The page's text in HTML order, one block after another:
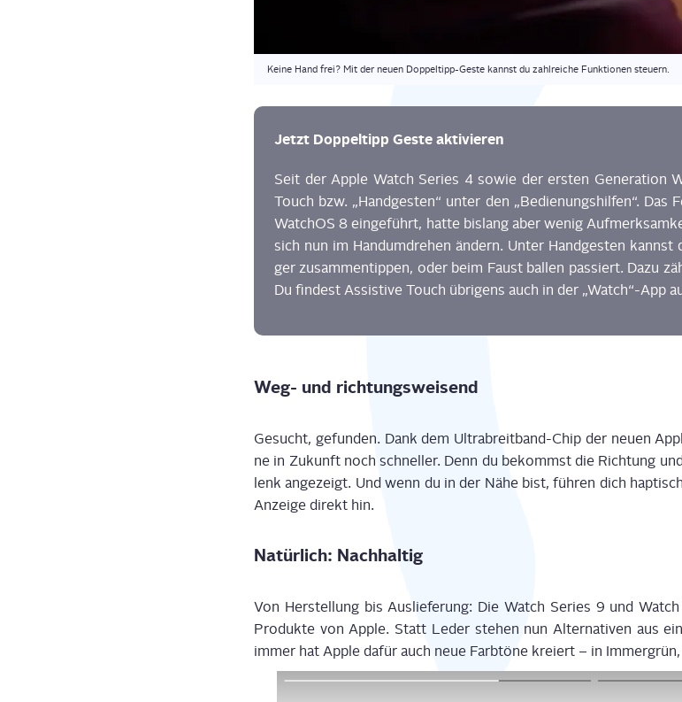
Kei­ne Hand frei? Mit der neu­en Dop­pel­tipp-Ges­te kannst du zahl­rei­che Funk­tio­nen steuern.
Jetzt Dop­pel­tipp Ges­te aktivieren
Seit der Apple Watch Series 4 sowie der ers­ten Gene­ra­ti­on
Touch bzw. „Hand­ges­ten“ unter den „Bedie­nungs­hil­fen“. Das
Wat­chOS 8 ein­ge­führt, hat­te bis­langaberwenig
sich nun im Hand­um­dre­hen ändern. Unter Hand­ges­ten kannst
ger zusam­men­tip­pen, oder beim Faust bal­len pas­siert. Dazu
Du fin­dest Assis­ti­ve Touch übri­gens auch in der „Watch“-App
Weg- und richtungsweisend
Gesucht, gefun­den. Dank dem Ultrab­reit­band-Chip der neu­en
ne in Zukunft noch schnel­ler. Denn du bekommst die Rich­tung
lenkange­zeigt. Und wenn du in der Nähe bist, füh­ren dich
Anzei­ge direkt hin.
Natür­lich: Nachhaltig
Von Her­stel­lung bis Aus­lie­fe­rung: Die Watch Series 9 und
Pro­dukte von Apple. Statt Leder ste­hen nun Alter­na­ti­ven aus
immer hat Apple dafür auch neue Farb­tö­ne kre­iert – in